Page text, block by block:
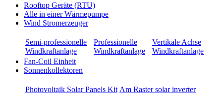
Rooftop Geräte (RTU)
Alle in einer Wärmepumpe
Wind Stromerzeuger
Semi-professionelle
Windkraftanlage
Professionelle
Windkraftanlage
Vertikale Achse
Windkraftanlage
Fan-Coil Einheit
Sonnenkollektoren
Photovoltaik Solar Panels Kit Am Raster solar inverter